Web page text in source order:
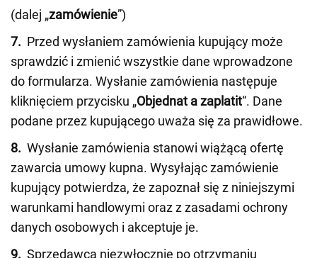
(dalej „zamówienie”)
7. Przed wysłaniem zamówienia kupujący może
sprawdzić i zmienić wszystkie dane wprowadzone
do formularza. Wysłanie zamówienia następuje
kliknięciem przycisku „Objednat a zaplatit“. Dane
podane przez kupującego uważa się za prawidłowe.
8. Wysłanie zamówienia stanowi wiążącą ofertę
zawarcia umowy kupna. Wysyłając zamówienie
kupujący potwierdza, że zapoznał się z niniejszymi
warunkami handlowymi oraz z zasadami ochrony
danych osobowych i akceptuje je.
9. Sprzedawca niezwłocznie po otrzymaniu